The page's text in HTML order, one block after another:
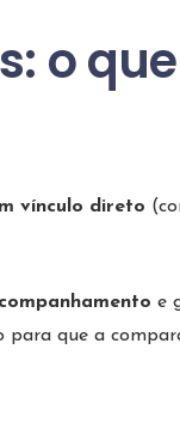
o que
vínculo direto
e
para que a